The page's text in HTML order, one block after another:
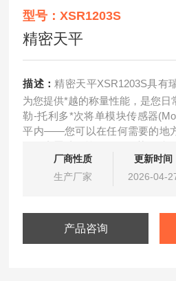
型号：XSR1203S
精密天平
描述： 精密天平XSR1203S具有
为您提供*越的称量性能，是您日
勒-托利多*次将单模块传感器
平内——您可以在任何需要的地
计，使ML天平易于清洁；直观的
示屏，使天平操作也极其简单。
厂商性质
生产厂家
更新时间
2026-04-
产品咨询